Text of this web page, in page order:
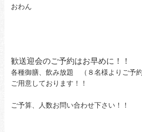
おわん
歓送迎会のご予約はお早めに！！
各種御膳、飲み放題 （８名様よりご予
ご用意しております！！
ご予算、人数お問い合わせ下さい！！